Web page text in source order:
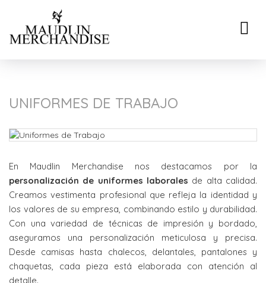
UNIFORMES DE TRABAJO
En Maudlin Merchandise nos destacamos por la
personalización de uniformes laborales de alta calidad.
Creamos vestimenta profesional que refleja la identidad y
los valores de su empresa, combinando estilo y durabilidad.
Con una variedad de técnicas de impresión y bordado,
aseguramos una personalización meticulosa y precisa.
Desde camisas hasta chalecos, delantales, pantalones y
chaquetas, cada pieza está elaborada con atención al
detalle.